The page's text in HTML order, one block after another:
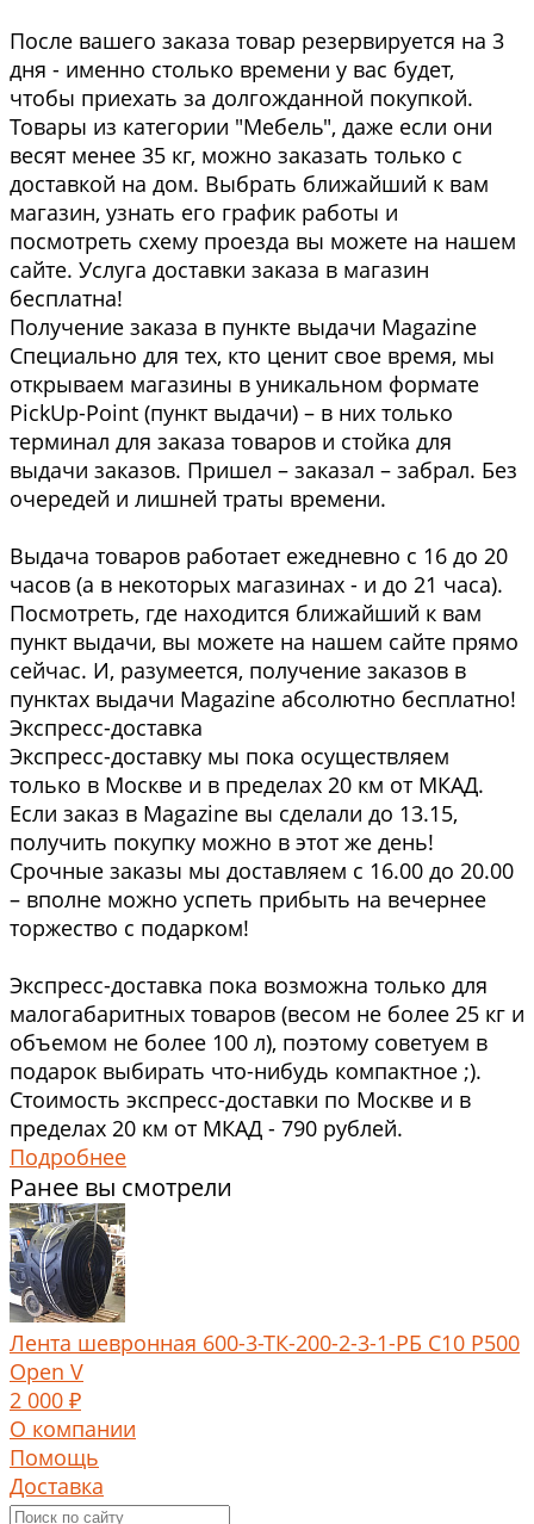
После вашего заказа товар резервируется на 3
дня - именно столько времени у вас будет,
чтобы приехать за долгожданной покупкой.
Товары из категории "Мебель", даже если они
весят менее 35 кг, можно заказать только с
доставкой на дом. Выбрать ближайший к вам
магазин, узнать его график работы и
посмотреть схему проезда вы можете на нашем
сайте. Услуга доставки заказа в магазин
бесплатна!
Получение заказа в пункте выдачи Magazine
Специально для тех, кто ценит свое время, мы
открываем магазины в уникальном формате
PickUp-Point (пункт выдачи) – в них только
терминал для заказа товаров и стойка для
выдачи заказов. Пришел – заказал – забрал. Без
очередей и лишней траты времени.
Выдача товаров работает ежедневно с 16 до 20
часов (а в некоторых магазинах - и до 21 часа).
Посмотреть, где находится ближайший к вам
пункт выдачи, вы можете на нашем сайте прямо
сейчас. И, разумеется, получение заказов в
пунктах выдачи Magazine абсолютно бесплатно!
Экспресс-доставка
Экспресс-доставку мы пока осуществляем
только в Москве и в пределах 20 км от МКАД.
Если заказ в Magazine вы сделали до 13.15,
получить покупку можно в этот же день!
Срочные заказы мы доставляем с 16.00 до 20.00
– вполне можно успеть прибыть на вечернее
торжество с подарком!
Экспресс-доставка пока возможна только для
малогабаритных товаров (весом не более 25 кг и
объемом не более 100 л), поэтому советуем в
подарок выбирать что-нибудь компактное ;).
Стоимость экспресс-доставки по Москве и в
пределах 20 км от МКАД - 790 рублей.
Подробнее
Ранее вы смотрели
Лента шевронная 600-3-ТК-200-2-3-1-РБ C10 P500
Open V
2 000 ₽
О компании
Помощь
Доставка